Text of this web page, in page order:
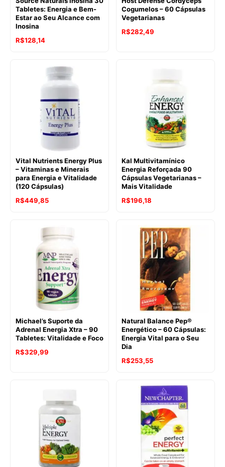
Tabletes: Energia e Bem-
Estar ao Seu Alcance com
Inosina
R$128,14
Cogumelos – 60 Cápsulas
Vegetarianas
R$282,49
Vital Nutrients Energy Plus
– Vitaminas e Minerais
para Energia e Vitalidade
(120 Cápsulas)
R$449,85
Kal Multivitamínico
Energia Reforçada 90
Cápsulas Vegetarianas –
Mais Vitalidade
R$196,18
Michael’s Suporte da
Adrenal Energia Xtra – 90
Tabletes: Vitalidade e Foco
R$329,99
Natural Balance Pep®
Energético – 60 Cápsulas:
Energia Vital para o Seu
Dia
R$253,55